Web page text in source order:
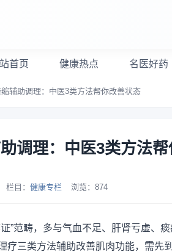
首页 健康热点 名医好药
辅助调理：中医3类方法帮你改善状态
调理：中医3类方法
栏目： 健康专栏 浏览： 874
”范畴，多与气血不足、肝肾亏虚、
疗三类方法辅助改善肌肉功能，需先